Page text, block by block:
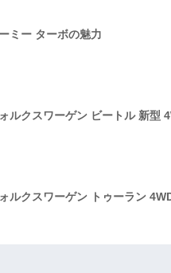
ミー ターボの魅力
ルクスワーゲン ビートル 新型
ルクスワーゲン トゥーラン